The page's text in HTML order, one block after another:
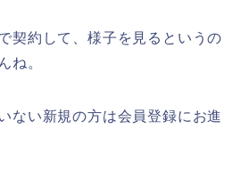
契約して、様子を見るというの
ね。
ない新規の方は会員登録にお進